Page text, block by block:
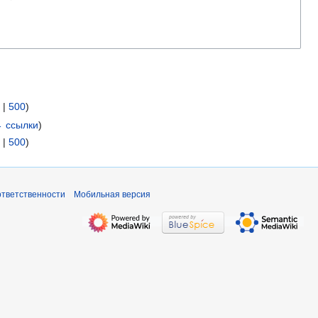
| 500)
ссылки)
| 500)
Мобильная версия